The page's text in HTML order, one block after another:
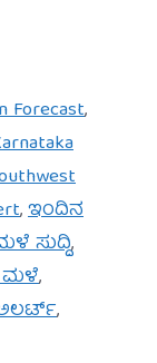
Forecast,
,ಇಂದಿನ
ಸುದ್ದಿ,
ಮಳೆ,
,